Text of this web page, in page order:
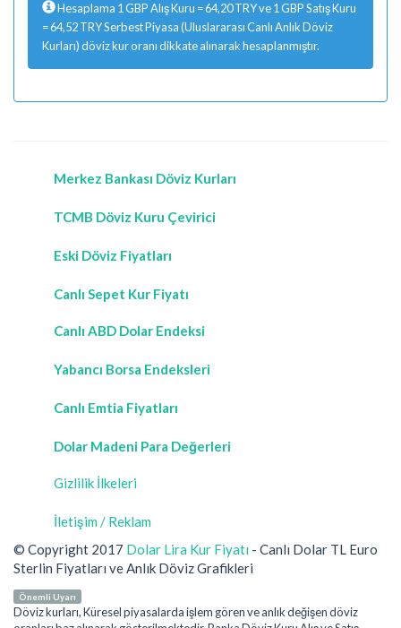
Hesaplama 1 GBP Alış Kuru = 64,20 TRY ve 1 GBP Satış Kuru
= 64,52 TRY Serbest Piyasa (Uluslararası Canlı Anlık Döviz
Kurları) döviz kur oranı dikkate alınarak hesaplanmıştır.
Merkez Bankası Döviz Kurları
TCMB Döviz Kuru Çevirici
Eski Döviz Fiyatları
Canlı Sepet Kur Fiyatı
Canlı ABD Dolar Endeksi
Yabancı Borsa Endeksleri
Canlı Emtia Fiyatları
Dolar Madeni Para Değerleri
Gizlilik İlkeleri
İletişim / Reklam
© Copyright 2017 Dolar Lira Kur Fiyatı - Canlı Dolar TL Euro
Sterlin Fiyatları ve Anlık Döviz Grafikleri
Önemli Uyarı
Döviz kurları, Küresel piyasalarda işlem gören ve anlık değişen döviz